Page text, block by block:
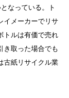
なっている。ト
イメーカーでリサ
トルは有価で売れ
き取った場合でも
古紙リサイクル業